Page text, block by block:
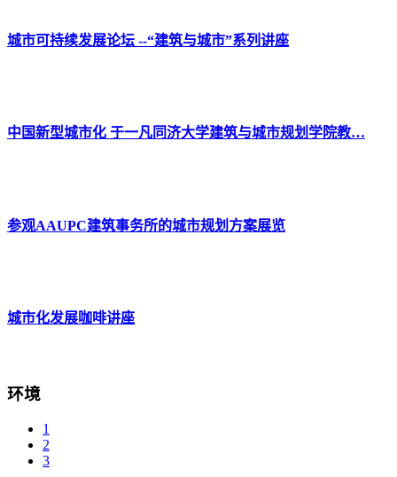
城市可持续发展论坛 --“建筑与城市”系列讲座
中国新型城市化 于一凡同济大学建筑与城市规划学院教…
参观AAUPC建筑事务所的城市规划方案展览
城市化发展咖啡讲座
环境
1
2
3